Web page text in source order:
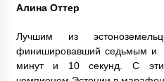
Алина Оттер
Лучшим из
финишировавший седьмым и
минут и 10 секунд. С